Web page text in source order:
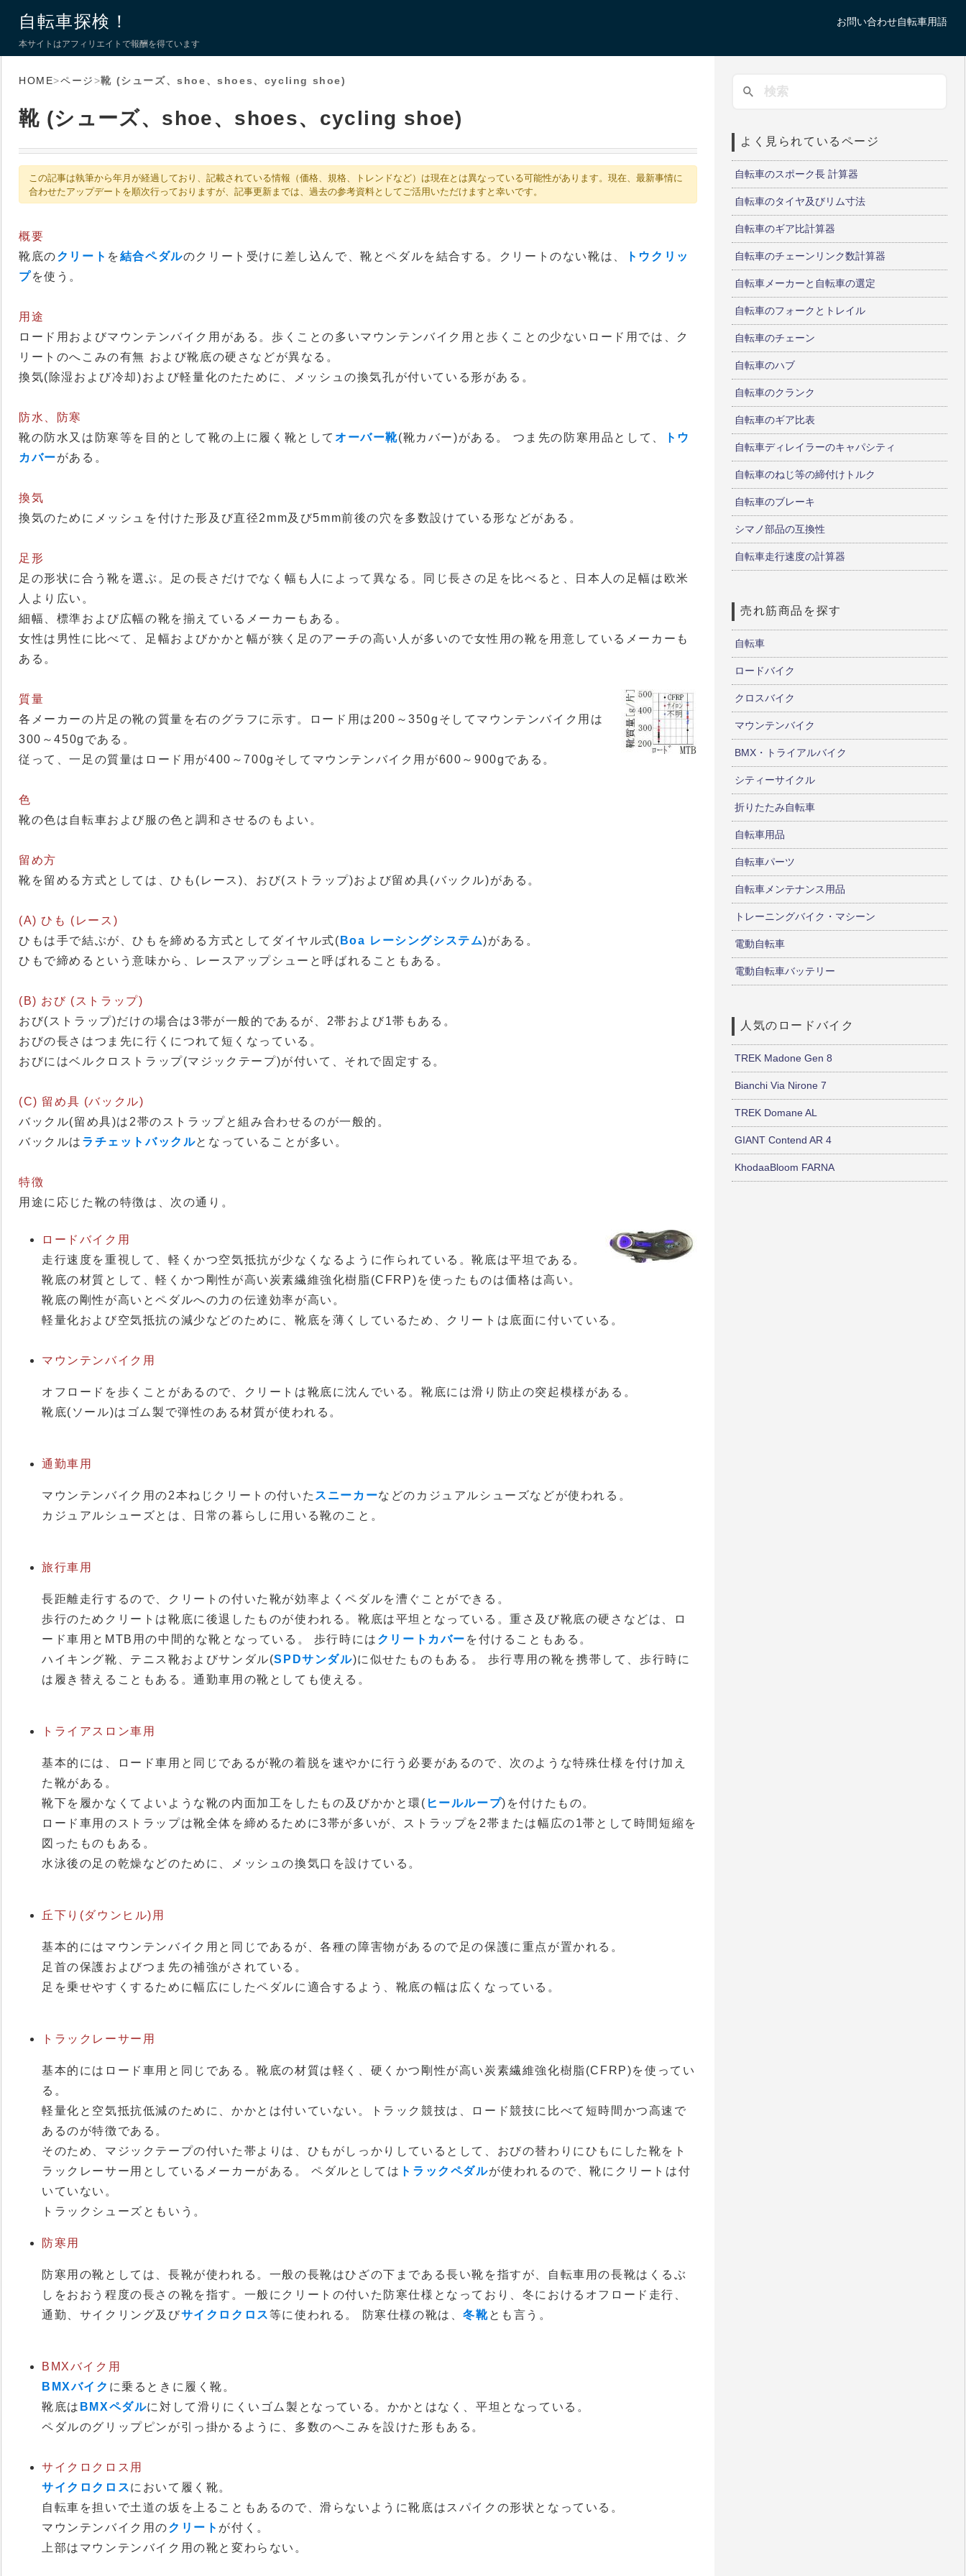
自転車探検！ お問い合わせ自転車用語
本サイトはアフィリエイトで報酬を得ています
HOME>ページ>靴 (シューズ、shoe、shoes、cycling shoe)
靴 (シューズ、shoe、shoes、cycling shoe)
この記事は執筆から年月が経過しており、記載されている情報（価格、規格、トレンドなど）は現在とは異なっている可能性があります。現在、最新事情に
合わせたアップデートを順次行っておりますが、記事更新までは、過去の参考資料としてご活用いただけますと幸いです。
概要
靴底のクリート を結合ペダルのクリート受けに差し込んで、靴とペダルを結合する。クリートのない靴は、
トウクリッ
プを使う。
用途
ロード用およびマウンテンバイク用がある。歩くことの多いマウンテンバイク用と歩くことの少ないロード用では、ク
リートのへこみの有無 および靴底の硬さなどが異なる。
換気(除湿および冷却)および軽量化のたために、メッシュの換気孔が付いている形がある。
防水、防寒
靴の防水又は防寒等を目的として靴の上に履く靴としてオーバー靴(靴カバー)がある。 つま先の防寒用品として、
トウ
カバーがある。
換気
換気のためにメッシュを付けた形及び直径2mm及び5mm前後の穴を多数設けている形などがある。
足形
足の形状に合う靴を選ぶ。足の長さだけでなく幅も人によって異なる。同じ長さの足を比べると、日本人の足幅は欧米
人より広い。
細幅、標準および広幅の靴を揃えているメーカーもある。
女性は男性に比べて、足幅およびかかと幅が狭く足のアーチの高い人が多いので女性用の靴を用意しているメーカーも
ある。
質量
各メーカーの片足の靴の質量を右のグラフに示す。ロード用は200～350gそしてマウンテンバイク用は
300～450gである。
従って、一足の質量はロード用が400～700gそしてマウンテンバイク用が600～900gである。
色
靴の色は自転車および服の色と調和させるのもよい。
留め方
靴を留める方式としては、ひも(レース)、おび(ストラップ)および留め具(バックル)がある。
(A) ひも (レース)
ひもは手で結ぶが、ひもを締める方式としてダイヤル式( Boa レーシングシステム)がある。
ひもで締めるという意味から、レースアップシューと呼ばれることもある。
(B) おび (ストラップ)
おび(ストラップ)だけの場合は3帯が一般的であるが、2帯および1帯もある。
おびの長さはつま先に行くにつれて短くなっている。
おびにはベルクロストラップ(マジックテープ)が付いて、それで固定する。
(C) 留め具 (バックル)
バックル(留め具)は2帯のストラップと組み合わせるのが一般的。
バックルは ラチェットバックルとなっていることが多い。
特徴
用途に応じた靴の特徴は、次の通り。
ロードバイク用
走行速度を重視して、軽くかつ空気抵抗が少なくなるように作られている。靴底は平坦である。
靴底の材質として、軽くかつ剛性が高い炭素繊維強化樹脂(CFRP)を使ったものは価格は高い。
靴底の剛性が高いとペダルへの力の伝達効率が高い。
軽量化および空気抵抗の減少などのために、靴底を薄くしているため、クリートは底面に付いている。
マウンテンバイク用
オフロードを歩くことがあるので、クリートは靴底に沈んでいる。靴底には滑り防止の突起模様がある。
靴底(ソール)はゴム製で弾性のある材質が使われる。
通勤車用
マウンテンバイク用の2本ねじクリートの付いた スニーカーなどのカジュアルシューズなどが使われる。
カジュアルシューズとは、日常の暮らしに用いる靴のこと。
旅行車用
長距離走行するので、クリートの付いた靴が効率よくペダルを漕ぐことができる。
歩行のためクリートは靴底に後退したものが使われる。靴底は平坦となっている。重さ及び靴底の硬さなどは、ロ
ード車用とMTB用の中間的な靴となっている。 歩行時には クリートカバー を付けることもある。
ハイキング靴、テニス靴およびサンダル(SPDサンダル)に似せたものもある。 歩行専用の靴を携帯して、歩行時に
は履き替えることもある。通勤車用の靴としても使える。
トライアスロン車用
基本的には、ロード車用と同じであるが靴の着脱を速やかに行う必要があるので、次のような特殊仕様を付け加え
た靴がある。
靴下を履かなくてよいような靴の内面加工をしたもの及びかかと環( ヒールループ)を付けたもの。
ロード車用のストラップは靴全体を締めるために3帯が多いが、ストラップを2帯または幅広の1帯として時間短縮を
図ったものもある。
水泳後の足の乾燥などのために、メッシュの換気口を設けている。
丘下り(ダウンヒル)用
基本的にはマウンテンバイク用と同じであるが、各種の障害物があるので足の保護に重点が置かれる。
足首の保護およびつま先の補強がされている。
足を乗せやすくするために幅広にしたペダルに適合するよう、靴底の幅は広くなっている。
トラックレーサー用
基本的にはロード車用と同じである。靴底の材質は軽く、硬くかつ剛性が高い炭素繊維強化樹脂(CFRP)を使ってい
る。
軽量化と空気抵抗低減のために、かかとは付いていない。トラック競技は、ロード競技に比べて短時間かつ高速で
あるのが特徴である。
そのため、マジックテープの付いた帯よりは、ひもがしっかりしているとして、おびの替わりにひもにした靴をト
ラックレーサー用としているメーカーがある。 ペダルとしては トラックペダルが使われるので、靴にクリートは付
いていない。
トラックシューズともいう。
防寒用
防寒用の靴としては、長靴が使われる。一般の長靴はひざの下まである長い靴を指すが、自転車用の長靴はくるぶ
しをおおう程度の長さの靴を指す。一般にクリートの付いた防寒仕様となっており、冬におけるオフロード走行、
通勤、サイクリング及びサイクロクロス等に使われる。 防寒仕様の靴は、冬靴とも言う。
BMXバイク用
BMXバイク に乗るときに履く靴。
靴底は BMXペダルに対して滑りにくいゴム製となっている。かかとはなく、平坦となっている。
ペダルのグリップピンが引っ掛かるように、多数のへこみを設けた形もある。
サイクロクロス用
サイクロクロスにおいて履く靴。
自転車を担いで土道の坂を上ることもあるので、滑らないように靴底はスパイクの形状となっている。
マウンテンバイク用のクリート が付く。
上部はマウンテンバイク用の靴と変わらない。
よく見られているページ
自転車のスポーク長 計算器
自転車のタイヤ及びリム寸法
自転車のギア比計算器
自転車のチェーンリンク数計算器
自転車メーカーと自転車の選定
自転車のフォークとトレイル
自転車のチェーン
自転車のハブ
自転車のクランク
自転車のギア比表
自転車ディレイラーのキャパシティ
自転車のねじ等の締付けトルク
自転車のブレーキ
シマノ部品の互換性
自転車走行速度の計算器
売れ筋商品を探す
自転車
ロードバイク
クロスバイク
マウンテンバイク
BMX・トライアルバイク
シティーサイクル
折りたたみ自転車
自転車用品
自転車パーツ
自転車メンテナンス用品
トレーニングバイク・マシーン
電動自転車
電動自転車バッテリー
人気のロードバイク
TREK Madone Gen 8
Bianchi Via Nirone 7
TREK Domane AL
GIANT Contend AR 4
KhodaaBloom FARNA